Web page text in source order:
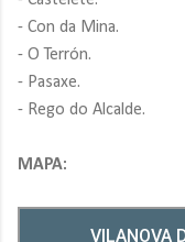
- Con da Mina.
- O Terrón.
- Pasaxe.
- Rego do Alcalde.
MAPA: